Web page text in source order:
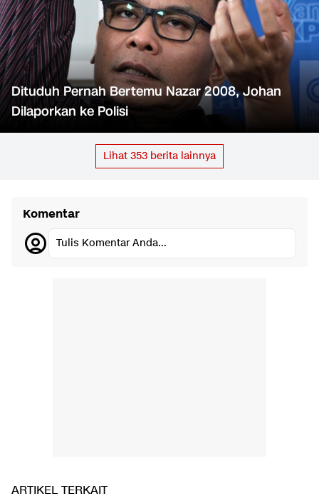
Dituduh Pernah Bertemu Nazar 2008, Johan
Dilaporkan ke Polisi
Lihat 353 berita lainnya
Komentar
Tulis Komentar Anda...
ARTIKEL TERKAIT